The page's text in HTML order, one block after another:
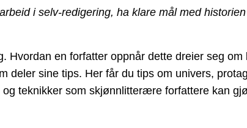
i selv-redigering, ha klare mål med
en forfatter oppnår dette dreier seg om
deler sine tips. Her får du tips om univers,
teknikker som skjønnlitterære forfattere kan